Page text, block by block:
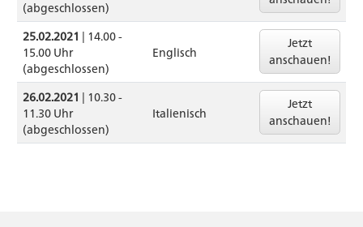
(abgeschlossen)
25.02.2021 | 14.00 -
15.00 Uhr
(abgeschlossen)
Englisch
Jetzt
anschauen!
26.02.2021 | 10.30 -
11.30 Uhr
(abgeschlossen)
Italienisch
Jetzt
anschauen!